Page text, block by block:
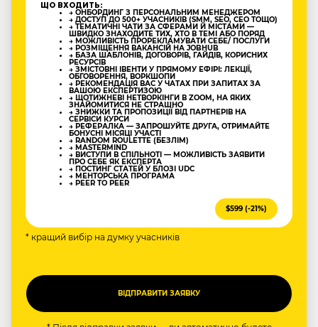
ЩО ВХОДИТЬ:
→ ОНБОРДИНГ З ПЕРСОНАЛЬНИМ МЕНЕДЖЕРОМ
→ ДОСТУП ДО 500+ УЧАСНИКІВ (SMM, SEO, CEO ТОЩО)
→ ТЕМАТИЧНІ ЧАТИ ЗА СФЕРАМИ Й МІСТАМИ —
ШВИДКО ЗНАХОДИТЕ ТИХ, ХТО В ТЕМІ АБО ПОРЯД
→ МОЖЛИВІСТЬ ПРОРЕКЛАМУВАТИ СЕБЕ/ ПОСЛУГИ
→ РОЗМІЩЕННЯ ВАКАНСІЙ НА JOBHUB
→ БАЗА ШАБЛОНІВ, ДОГОВОРІВ, ГАЙДІВ, КОРИСНИХ
РЕСУРСІВ
→ ЗМІСТОВНІ ІВЕНТИ У ПРЯМОМУ ЕФІРІ: ЛЕКЦІЇ,
ОБГОВОРЕННЯ, ВОРКШОПИ
→ РЕКОМЕНДАЦІЯ ВАС У ЧАТАХ ПРИ ЗАПИТАХ ЗА
ВАШОЮ ЕКСПЕРТИЗОЮ
→ ЩОТИЖНЕВІ НЕТВОРКІНГИ В ZOOM, НА ЯКИХ
ЗНАЙОМИТИСЯ НЕ СТРАШНО
→ ЗНИЖКИ ТА ПРОПОЗИЦІЇ ВІД ПАРТНЕРІВ НА
СЕРВІСИ КУРСИ
→ РЕФЕРАЛКА — ЗАПРОШУЙТЕ ДРУГА, ОТРИМАЙТЕ
БОНУСНІ МІСЯЦІ УЧАСТІ
→ RANDOM ROULETTE (БЕЗЛІМ)
→ MASTERMIND
→ ВИСТУПИ В СПІЛЬНОТІ — МОЖЛИВІСТЬ ЗАЯВИТИ
ПРО СЕБЕ ЯК ЕКСПЕРТА
→ ПОСТИНГ СТАТЕЙ У БЛОЗІ UDC
→ МЕНТОРСЬКА ПРОГРАМА
→ PEER TO PEER
$599 (-21%)
* кращий вибір на думку учасників